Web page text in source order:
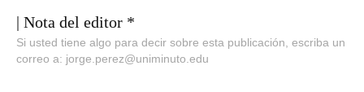
| Nota del editor *
Si usted tiene algo para decir sobre esta publicación, escriba un
correo a: jorge.perez@uniminuto.edu